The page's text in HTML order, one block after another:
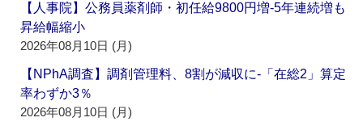
【人事院】公務員薬剤師・初任給9800円増‐5年連続増も
昇給幅縮小
2026年08月10日 (月)
【NPhA調査】調剤管理料、8割が減収に‐「在総2」算定
率わずか3％
2026年08月10日 (月)